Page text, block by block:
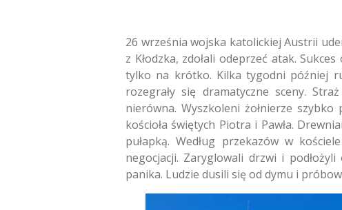
26 września wojska katolickiej Austrii
z Kłodzka, zdołali odeprzeć atak.
tylko na krótko. Kilka tygodni później
rozegrały się dramatyczne sceny.
nierówna. Wyszkoleni żołnierze
kościoła świętych Piotra i Pawła.
pułapką. Według przekazów w
negocjacji. Zaryglowali drzwi i
panika. Ludzie dusili się od dymu i